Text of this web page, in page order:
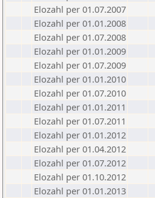
Elozahl per 01.07.2007
Elozahl per 01.01.2008
Elozahl per 01.07.2008
Elozahl per 01.01.2009
Elozahl per 01.07.2009
Elozahl per 01.01.2010
Elozahl per 01.07.2010
Elozahl per 01.01.2011
Elozahl per 01.07.2011
Elozahl per 01.01.2012
Elozahl per 01.04.2012
Elozahl per 01.07.2012
Elozahl per 01.10.2012
Elozahl per 01.01.2013